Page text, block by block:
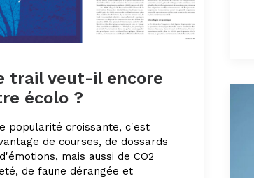
trail veut-il encore
écolo ?
popularité croissante, c'est
de courses, de dossards
mais aussi de CO2
de faune dérangée et